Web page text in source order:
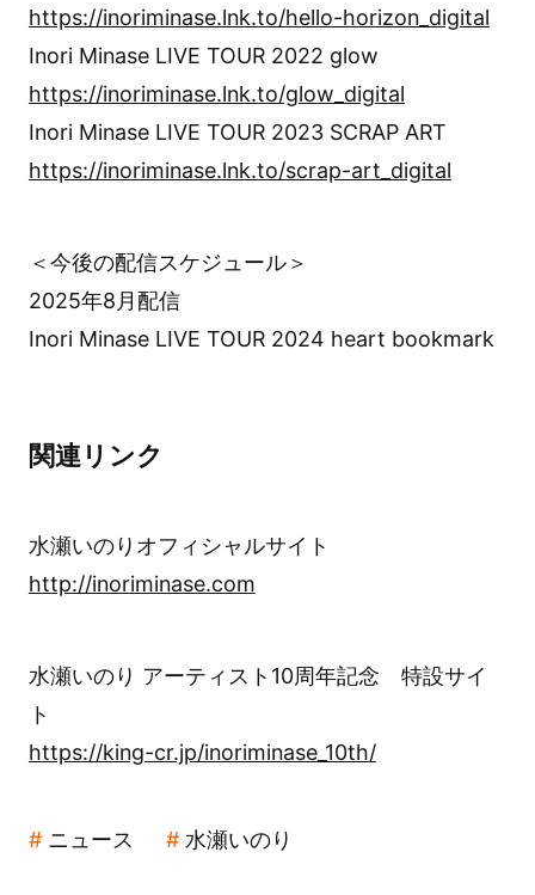
https://inoriminase.lnk.to/hello-horizon_digital
Inori Minase LIVE TOUR 2022 glow
https://inoriminase.lnk.to/glow_digital
Inori Minase LIVE TOUR 2023 SCRAP ART
https://inoriminase.lnk.to/scrap-art_digital
＜今後の配信スケジュール＞
2025年8月配信
Inori Minase LIVE TOUR 2024 heart bookmark
関連リンク
水瀬いのりオフィシャルサイト
http://inoriminase.com
水瀬いのり アーティスト10周年記念 特設サイ
ト
https://king-cr.jp/inoriminase_10th/
ニュース 水瀬いのり